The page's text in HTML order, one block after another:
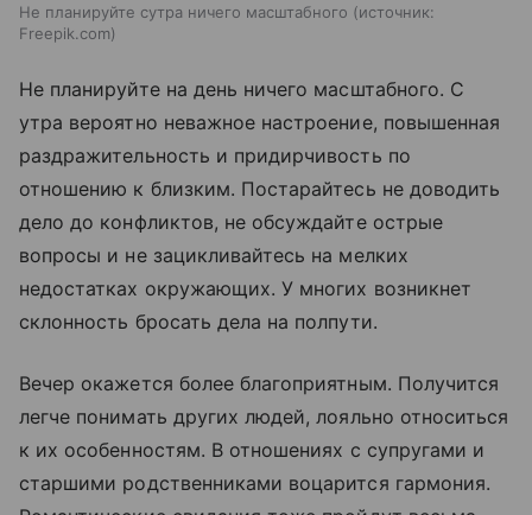
Не планируйте сутра ничего масштабного
источник:
Freepik.com
Не планируйте на день ничего масштабного. С
утра вероятно неважное настроение, повышенная
раздражительность и придирчивость по
отношению к близким. Постарайтесь не доводить
дело до конфликтов, не обсуждайте острые
вопросы и не зацикливайтесь на мелких
недостатках окружающих. У многих возникнет
склонность бросать дела на полпути.
Вечер окажется более благоприятным. Получится
легче понимать других людей, лояльно относиться
к их особенностям. В отношениях с супругами и
старшими родственниками воцарится гармония.